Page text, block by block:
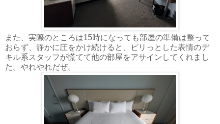
また、実際のところは15時になっても部屋の準備は整って
おらず、静かに圧をかけ続けると、ピリっとした表情のデ
キル系スタッフが慌てて他の部屋をアサインしてくれまし
た。やれやれだぜ。